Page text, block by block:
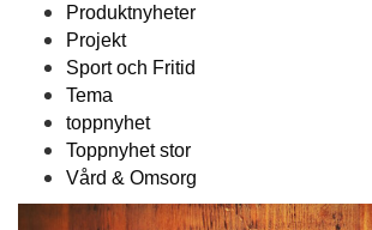
Produktnyheter
Projekt
Sport och Fritid
Tema
toppnyhet
Toppnyhet stor
Vård & Omsorg